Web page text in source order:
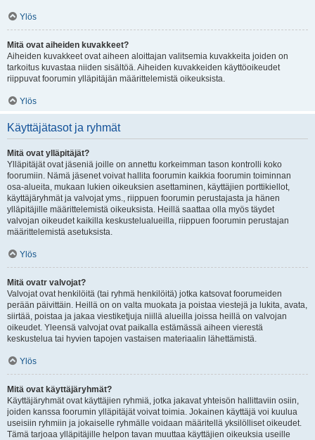
Ylös
Mitä ovat aiheiden kuvakkeet?
Aiheiden kuvakkeet ovat aiheen aloittajan valitsemia kuvakkeita joiden on
tarkoitus kuvastaa niiden sisältöä. Aiheiden kuvakkeiden käyttöoikeudet
riippuvat foorumin ylläpitäjän määrittelemistä oikeuksista.
Ylös
Käyttäjätasot ja ryhmät
Mitä ovat ylläpitäjät?
Ylläpitäjät ovat jäseniä joille on annettu korkeimman tason kontrolli koko
foorumiin. Nämä jäsenet voivat hallita foorumin kaikkia foorumin toiminnan
osa-alueita, mukaan lukien oikeuksien asettaminen, käyttäjien porttikiellot,
käyttäjäryhmät ja valvojat yms., riippuen foorumin perustajasta ja hänen
ylläpitäjille määrittelemistä oikeuksista. Heillä saattaa olla myös täydet
valvojan oikeudet kaikilla keskustelualueilla, riippuen foorumin perustajan
määrittelemistä asetuksista.
Ylös
Mitä ovatr valvojat?
Valvojat ovat henkilöitä (tai ryhmä henkilöitä) jotka katsovat foorumeiden
perään päivittäin. Heillä on on valta muokata ja poistaa viestejä ja lukita, avata,
siirtää, poistaa ja jakaa viestiketjuja niillä alueilla joissa heillä on valvojan
oikeudet. Yleensä valvojat ovat paikalla estämässä aiheen vierestä
keskustelua tai hyvien tapojen vastaisen materiaalin lähettämistä.
Ylös
Mitä ovat käyttäjäryhmät?
Käyttäjäryhmät ovat käyttäjien ryhmiä, jotka jakavat yhteisön hallittaviin osiin,
joiden kanssa foorumin ylläpitäjät voivat toimia. Jokainen käyttäjä voi kuulua
useisiin ryhmiin ja jokaiselle ryhmälle voidaan määritellä yksilölliset oikeudet.
Tämä tarjoaa ylläpitäjille helpon tavan muuttaa käyttäjien oikeuksia useille